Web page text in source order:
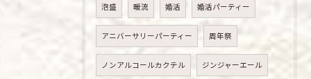
泡盛 暖流 婚活 婚活パーティー
アニバーサリーパーティー 周年祭
ノンアルコールカクテル ジンジャーエール